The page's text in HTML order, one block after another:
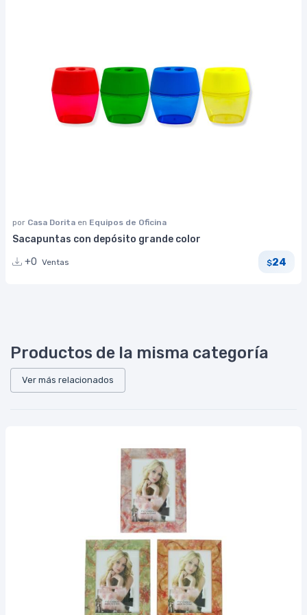
por Casa Dorita en Equipos de Oficina
Sacapuntas con depósito grande color
+0 Ventas $24
Productos de la misma categoría
Ver más relacionados